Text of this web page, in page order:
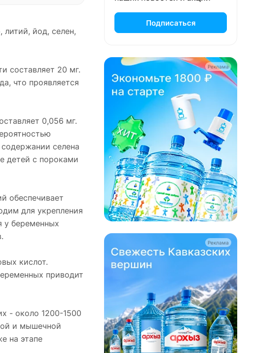
йод, селен,
составляет 20 мг.
что проявляется
0,056 мг.
селена
детей с пороками
обеспечивает
для укрепления
у беременных
кислот.
приводит
- около 1200-1500
и мышечной
на этапе
Подписаться
Реклама
Реклама